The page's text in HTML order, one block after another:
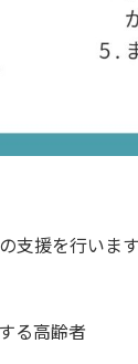
支援を行いま
る高齢者